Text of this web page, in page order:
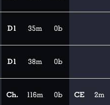
D1 35m 0b
D1 38m 0b
Ch. 116m 0b CE 2m